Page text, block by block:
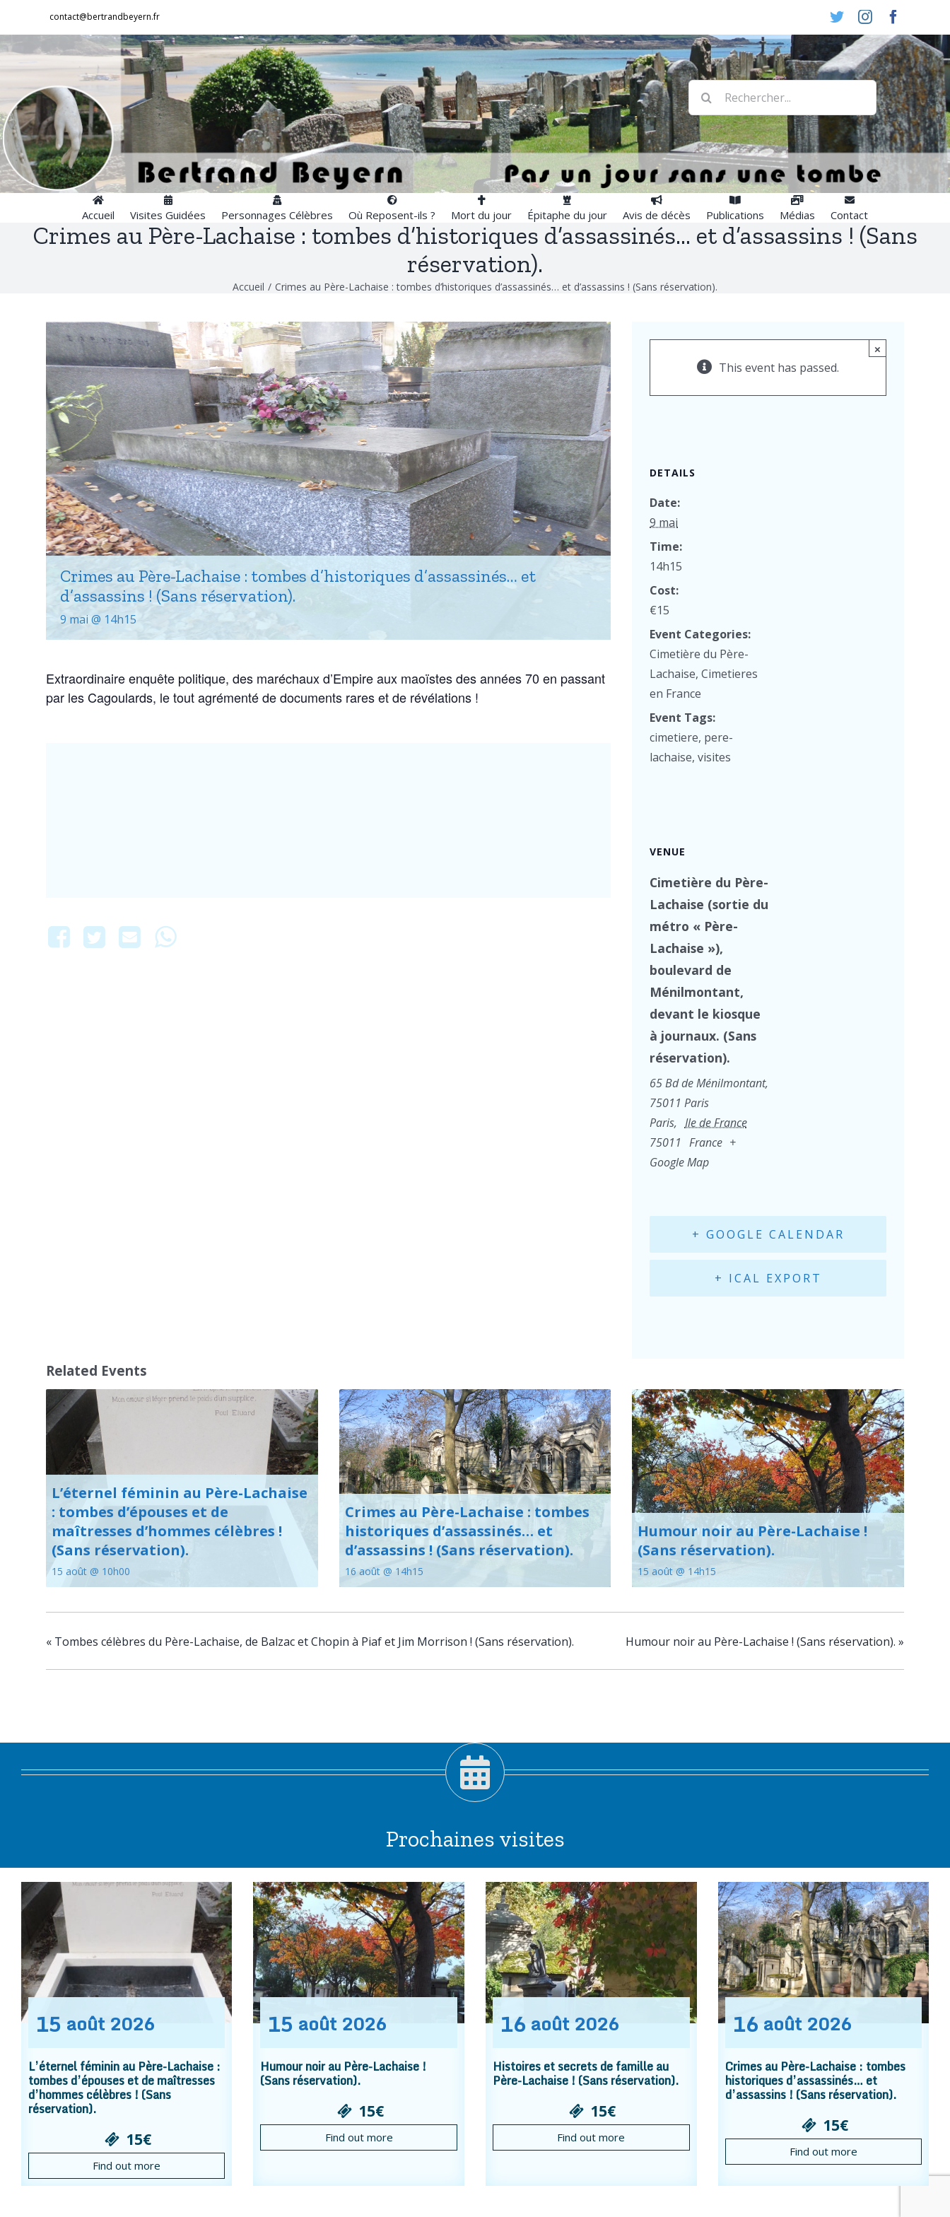
contenu
contact@bertrandbeyern.fr TwitterInstagram
Rechercher:
Accueil Visites Guidées Personnages Célèbres Où Reposent-ils ? Mort du jour Épitaphe du jour Avis de décès Publications Médias Contact
Crimes au Père-Lachaise : tombes d’historiques d’assassinés… et d’assassins ! (Sans
réservation).
Accueil / Crimes au Père-Lachaise : tombes d’historiques d’assassinés… et d’assassins ! (Sans réservation).
Crimes au Père-Lachaise : tombes d’historiques d’assassinés… et
d’assassins ! (Sans réservation).
9 mai @ 14h15
Extraordinaire enquête politique, des maréchaux d’Empire aux maoïstes des années 70 en passant
par les Cagoulards, le tout agrémenté de documents rares et de révélations !
×
This event has passed.
DETAILS
Date:
9 mai
Time:
14h15
Cost:
€15
Event Categories:
Cimetière du Père-
Lachaise,Cimetieres
en France
Event Tags:
cimetiere, pere-
lachaise,visites
VENUE
Cimetière du Père-
Lachaise (sortie du
métro « Père-
Lachaise »),
boulevard de
Ménilmontant,
devant le kiosque
à journaux. (Sans
réservation).
65 Bd de Ménilmontant,
75011 Paris
Paris, Ile de France
75011 France +
Google Map
+ GOOGLE CALENDAR
+ ICAL EXPORT
Related Events
L’éternel féminin au Père-Lachaise
: tombes d’épouses et de
maîtresses d’hommes célèbres !
(Sans réservation).
15 août @ 10h00
Crimes au Père-Lachaise : tombes
historiques d’assassinés… et
d’assassins ! (Sans réservation).
16 août @ 14h15
Humour noir au Père-Lachaise !
(Sans réservation).
15 août @ 14h15
« Tombes célèbres du Père-Lachaise, de Balzac et Chopin à Piaf et Jim Morrison ! (Sans réservation). Humour noir au Père-Lachaise ! (Sans réservation). »
Prochaines visites
15 août 2026
L’éternel féminin au Père-Lachaise :
tombes d’épouses et de maîtresses
d’hommes célèbres ! (Sans
réservation).
15€
Find out more
15 août 2026
Humour noir au Père-Lachaise !
(Sans réservation).
15€
Find out more
16 août 2026
Histoires et secrets de famille au
Père-Lachaise ! (Sans réservation).
15€
Find out more
16 août 2026
Crimes au Père-Lachaise : tombes
historiques d’assassinés… et
d’assassins ! (Sans réservation).
15€
Find out more